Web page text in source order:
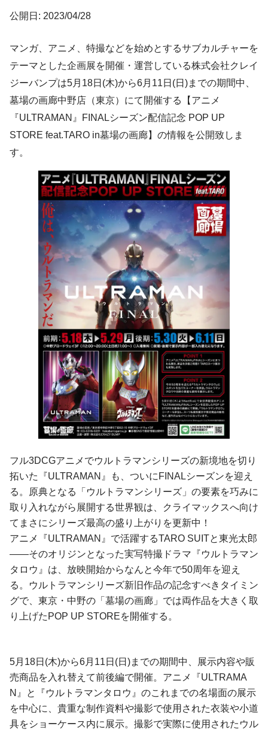
公開日: 2023/04/28
マンガ、アニメ、特撮などを始めとするサブカルチャーを
テーマとした企画展を開催・運営している株式会社クレイ
ジーバンプは5月18日(木)から6月11日(日)までの期間中、
墓場の画廊中野店（東京）にて開催する【アニメ
『ULTRAMAN』FINALシーズン配信記念 POP UP
STORE feat.TARO in墓場の画廊】の情報を公開致しま
す。
フル3DCGアニメでウルトラマンシリーズの新境地を切り
拓いた『ULTRAMAN』も、ついにFINALシーズンを迎え
る。原典となる「ウルトラマンシリーズ」の要素を巧みに
取り入れながら展開する世界観は、クライマックスへ向け
てまさにシリーズ最高の盛り上がりを更新中！
アニメ『ULTRAMAN』で活躍するTARO SUITと東光太郎
――そのオリジンとなった実写特撮ドラマ『ウルトラマン
タロウ』は、放映開始からなんと今年で50周年を迎え
る。ウルトラマンシリーズ新旧作品の記念すべきタイミン
グで、東京・中野の「墓場の画廊」では両作品を大きく取
り上げたPOP UP STOREを開催する。
5月18日(木)から6月11日(日)までの期間中、展示内容や販
売商品を入れ替えて前後編で開催。アニメ『ULTRAMA
N』と『ウルトラマンタロウ』のこれまでの名場面の展示
を中心に、貴重な制作資料や撮影で使用された衣装や小道
具をショーケース内に展示。撮影で実際に使用されたウル